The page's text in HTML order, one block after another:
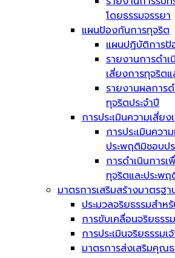
โดยธรรมจรรยา
แผนป้องกันการทุจริต
แผนปฏิบัติการป้
รายงานการดำ
เสี่ยงการทุจริต
รายงานผลการ
ทุจริตประจำปี
การประเมินความเสี่ย
การประเมินควา
ประพฤติมิชอบป
การดำเนินการ
ทุจริตและประพ
มาตรการเสริมสร้างมาตรฐ
ประมวลจริยธรรมสำห
การขับเคลื่อนจริยธรรม
การประเมินจริยธรรมเ
มาตรการส่งเสริมคุณธ